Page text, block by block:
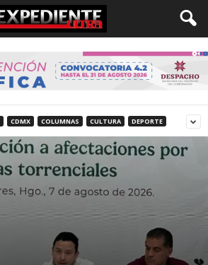
CDMX COLUMNAS CULTURA DEPORTE